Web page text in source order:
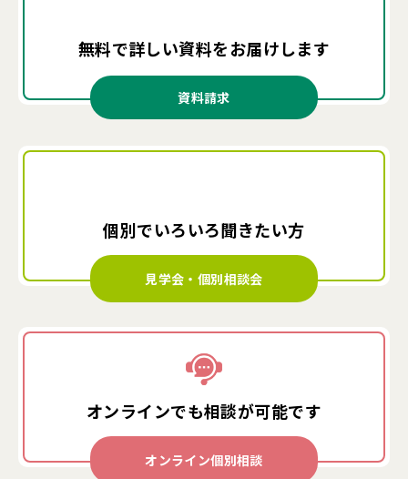
無料で詳しい資料をお届けします
資料請求
個別でいろいろ聞きたい方
見学会・個別相談会
オンラインでも相談が可能です
オンライン個別相談